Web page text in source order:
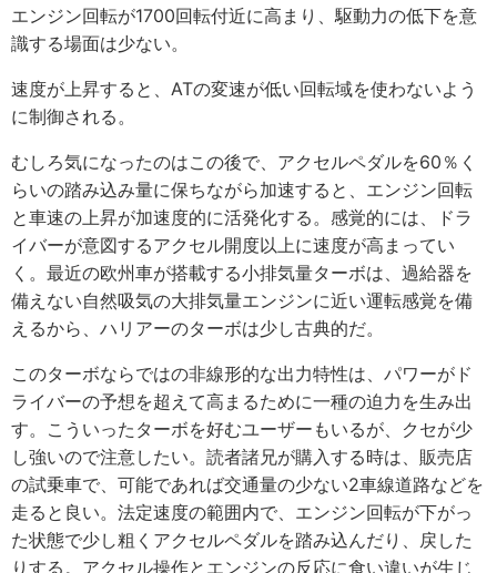
エンジン回転が1700回転付近に高まり、駆動力の低下を意
識する場面は少ない。
速度が上昇すると、ATの変速が低い回転域を使わないよう
に制御される。
むしろ気になったのはこの後で、アクセルペダルを60％く
らいの踏み込み量に保ちながら加速すると、エンジン回転
と車速の上昇が加速度的に活発化する。感覚的には、ドラ
イバーが意図するアクセル開度以上に速度が高まってい
く。最近の欧州車が搭載する小排気量ターボは、過給器を
備えない自然吸気の大排気量エンジンに近い運転感覚を備
えるから、ハリアーのターボは少し古典的だ。
このターボならではの非線形的な出力特性は、パワーがド
ライバーの予想を超えて高まるために一種の迫力を生み出
す。こういったターボを好むユーザーもいるが、クセが少
し強いので注意したい。読者諸兄が購入する時は、販売店
の試乗車で、可能であれば交通量の少ない2車線道路などを
走ると良い。法定速度の範囲内で、エンジン回転が下がっ
た状態で少し粗くアクセルペダルを踏み込んだり、戻した
りする。アクセル操作とエンジンの反応に食い違いが生じ